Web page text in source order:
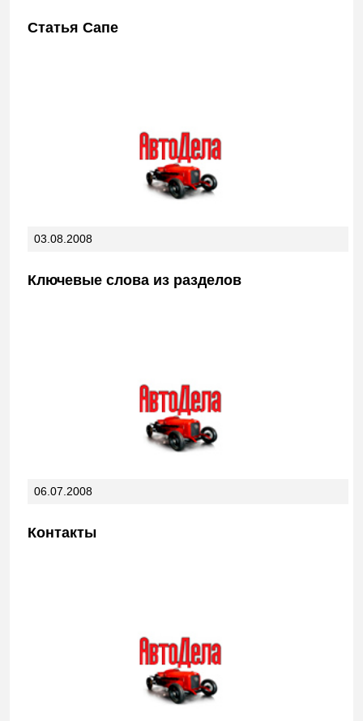
Статья Сапе
03.08.2008
Ключевые слова из разделов
06.07.2008
Контакты